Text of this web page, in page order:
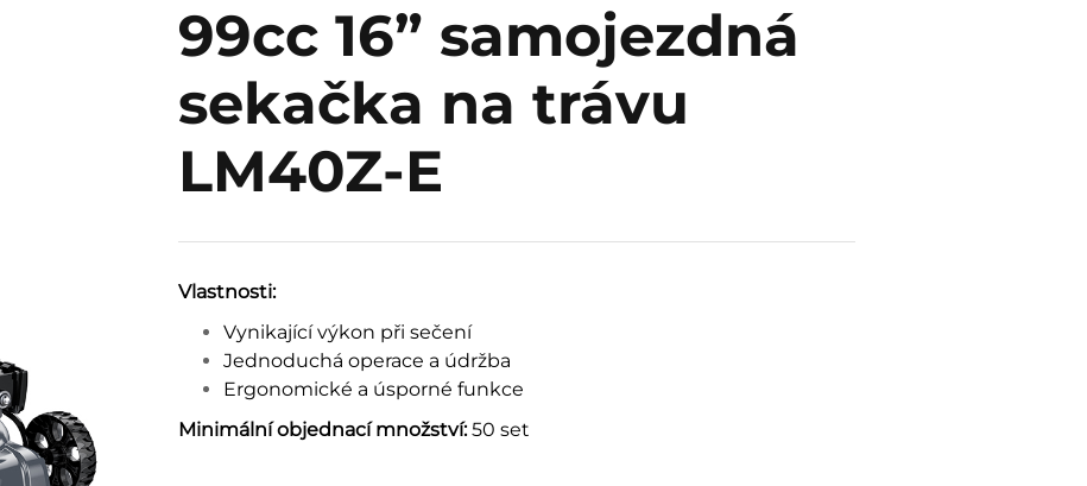
99cc 16” samojezdná
sekačka na trávu
LM40Z-E
Vlastnosti:
Vynikající výkon při sečení
Jednoduchá operace a údržba
Ergonomické a úsporné funkce
Minimální objednací množství:50 set